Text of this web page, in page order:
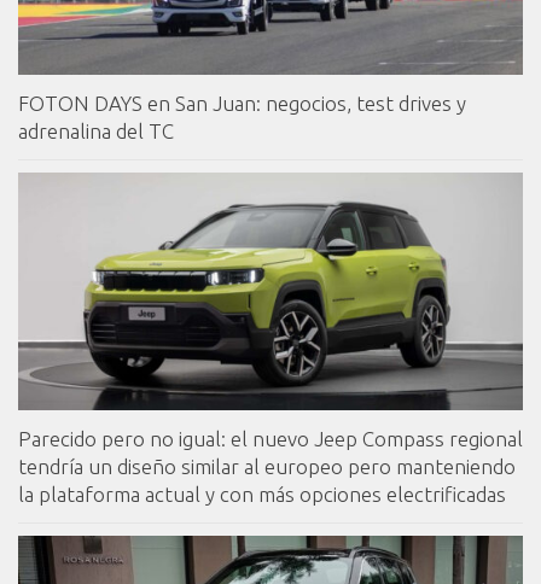
FOTON DAYS en San Juan: negocios, test drives y
adrenalina del TC
Parecido pero no igual: el nuevo Jeep Compass regional
tendría un diseño similar al europeo pero manteniendo
la plataforma actual y con más opciones electrificadas